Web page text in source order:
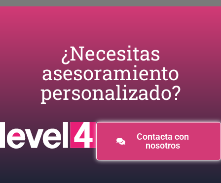
asesoramiento
personalizado?​
Contacta con